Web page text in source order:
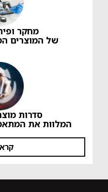
מחקר
של המוצרים
סדרות
המלוות את